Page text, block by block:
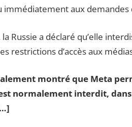
immédiatement aux
Russie a déclaré qu’elle
restrictions d’accès aux
montré que Meta
normalement interdit,